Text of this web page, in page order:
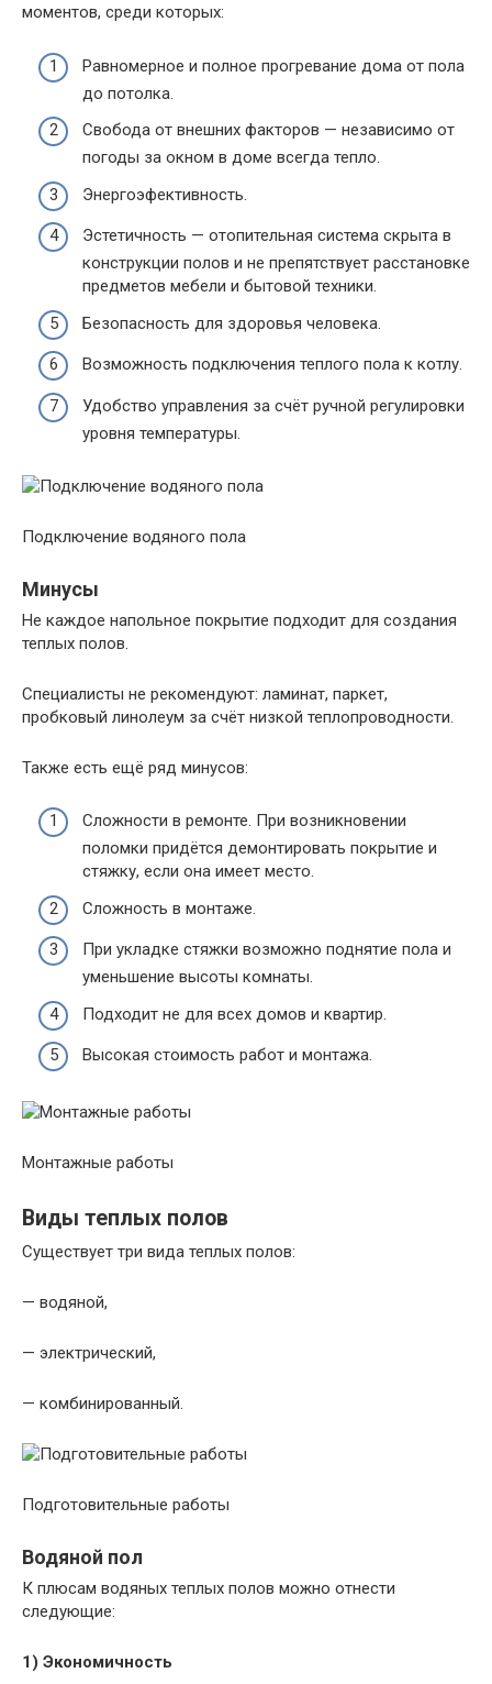
моментов, среди которых:
Равномерное и полное прогревание дома от пола
до потолка.
Свобода от внешних факторов — независимо от
погоды за окном в доме всегда тепло.
Энергоэфективность.
Эстетичность — отопительная система скрыта в
конструкции полов и не препятствует расстановке
предметов мебели и бытовой техники.
Безопасность для здоровья человека.
Возможность подключения теплого пола к котлу.
Удобство управления за счёт ручной регулировки
уровня температуры.
Подключение водяного пола
Минусы
Не каждое напольное покрытие подходит для создания
теплых полов.
Специалисты не рекомендуют: ламинат, паркет,
пробковый линолеум за счёт низкой теплопроводности.
Также есть ещё ряд минусов:
Сложности в ремонте. При возникновении
поломки придётся демонтировать покрытие и
стяжку, если она имеет место.
Сложность в монтаже.
При укладке стяжки возможно поднятие пола и
уменьшение высоты комнаты.
Подходит не для всех домов и квартир.
Высокая стоимость работ и монтажа.
Монтажные работы
Виды теплых полов
Существует три вида теплых полов:
— водяной,
— электрический,
— комбинированный.
Подготовительные работы
Водяной пол
К плюсам водяных теплых полов можно отнести
следующие:
1) Экономичность